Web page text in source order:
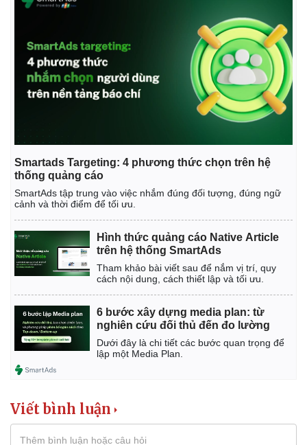
Thế giới
Multimedia
Smartads Targeting: 4 phương thức chọn trên hệ
thống quảng cáo
SmartAds tập trung vào việc nhắm đúng đối tượng, đúng ngữ
cảnh và thời điểm để tối ưu.
Hình thức quảng cáo Native Article
trên hệ thống SmartAds
Tham khảo bài viết sau để nắm vị trí, quy
cách nội dung, cách thiết lập và tối ưu.
6 bước xây dựng media plan: từ
nghiên cứu đối thủ đến đo lường
Dưới đây là chi tiết các bước quan trọng để
lập một Media Plan.
Viết bình luận